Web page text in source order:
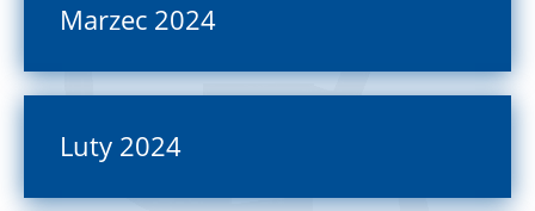
Marzec 2024
Luty 2024